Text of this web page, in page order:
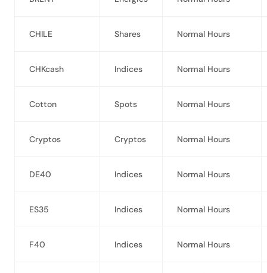
CHILE Shares Normal Hours
CHKcash Indices Normal Hours
Cotton Spots Normal Hours
Cryptos Cryptos Normal Hours
DE40 Indices Normal Hours
ES35 Indices Normal Hours
F40 Indices Normal Hours